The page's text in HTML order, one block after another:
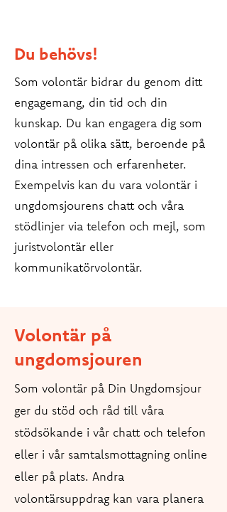
Du behövs!
Som volontär bidrar du genom ditt
engagemang, din tid och din
kunskap. Du kan engagera dig som
volontär på olika sätt, beroende på
dina intressen och erfarenheter.
Exempelvis kan du vara volontär i
ungdomsjourens chatt och våra
stödlinjer via telefon och mejl, som
juristvolontär eller
kommunikatörvolontär.
Volontär på
ungdomsjouren
Som volontär på Din Ungdomsjour
ger du stöd och råd till våra
stödsökande i vår chatt och telefon
eller i vår samtalsmottagning online
eller på plats. Andra
volontärsuppdrag kan vara planera